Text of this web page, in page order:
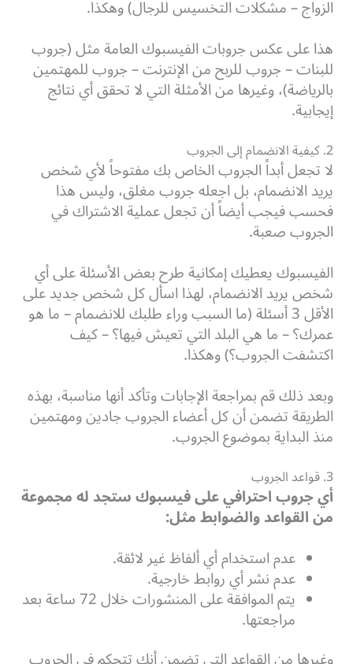
الزواج – مشكلات التخسيس للرجال) وهكذا.
هذا على عكس جروبات الفيسبوك العامة مثل (جروب
للبنات – جروب للربح من الإنترنت – جروب للمهتمين
بالرياضة)، وغيرها من الأمثلة التي لا تحقق أي نتائج
إيجابية.
2. كيفية الانضمام إلى الجروب
لا تجعل أبداً الجروب الخاص بك مفتوحاً لأي شخص
يريد الانضمام، بل اجعله جروب مغلق، وليس هذا
فحسب فيجب أيضاً أن تجعل عملية الاشتراك في
الجروب صعبة.
الفيسبوك يعطيك إمكانية طرح بعض الأسئلة على أي
شخص يريد الانضمام، لهذا اسأل كل شخص جديد على
الأقل 3 أسئلة (ما السبب وراء طلبك للانضمام – ما هو
عمرك؟ – ما هي البلد التي تعيش فيها؟ – كيف
اكتشفت الجروب؟) وهكذا.
وبعد ذلك قم بمراجعة الإجابات وتأكد أنها مناسبة، بهذه
الطريقة تضمن أن كل أعضاء الجروب جادين ومهتمين
منذ البداية بموضوع الجروب.
3. قواعد الجروب
أي جروب احترافي على فيسبوك ستجد له مجموعة
من القواعد والضوابط مثل:
عدم استخدام أي ألفاظ غير لائقة.
عدم نشر أي روابط خارجية.
يتم الموافقة على المنشورات خلال 72 ساعة بعد
مراجعتها.